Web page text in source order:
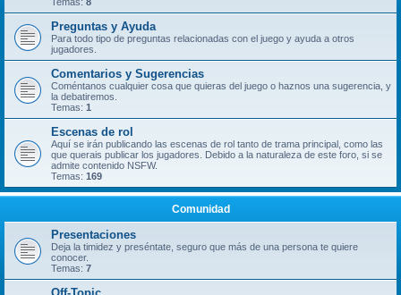
Preguntas y Ayuda
Para todo tipo de preguntas relacionadas con el juego y ayuda a otros
jugadores.
Comentarios y Sugerencias
Coméntanos cualquier cosa que quieras del juego o haznos una sugerencia, y
la debatiremos.
Temas: 1
Escenas de rol
Aquí se irán publicando las escenas de rol tanto de trama principal, como las
que querais publicar los jugadores. Debido a la naturaleza de este foro, si se
admite contenido NSFW.
Temas: 169
Comunidad
Presentaciones
Deja la timidez y preséntate, seguro que más de una persona te quiere
conocer.
Temas: 7